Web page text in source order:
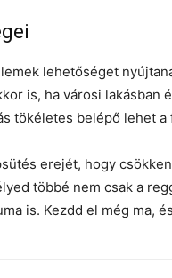
lehetőséget
is, ha városi lakásban
tökéletes belépő lehet
erejét, hogy
többé nem csak a
is. Kezdd el még ma,